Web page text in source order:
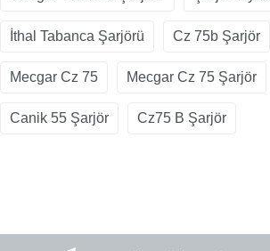
İthal Tabanca Şarjörü Cz 75b Şarjör
Mecgar Cz 75 Mecgar Cz 75 Şarjör
Canik 55 Şarjör Cz75 B Şarjör